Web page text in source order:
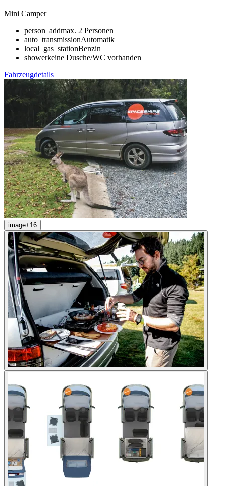
Mini Camper
person_addmax. 2 Personen
auto_transmissionAutomatik
local_gas_stationBenzin
showerkeine Dusche/WC vorhanden
Fahrzeugdetails
image+16